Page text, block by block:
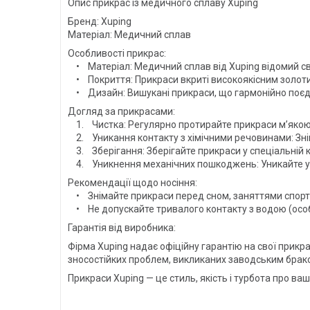
Опис прикрас із медичного сплаву Xuping
Бренд: Xuping
Матеріал: Медичний сплав
Особливості прикрас:
• Матеріал: Медичний сплав від Xuping відомий
• Покриття: Прикраси вкриті високоякісним
• Дизайн: Вишукані прикраси, що гармонійно
Догляд за прикрасами:
1. Чистка: Регулярно протирайте прикраси
2. Уникання контакту з хімічними речовинами:
3. Зберігання: Зберігайте прикраси у
4. Уникнення механічних пошкоджень: Уникайте
Рекомендації щодо носіння:
• Знімайте прикраси перед сном, заняттями
• Не допускайте тривалого контакту з водою
Гарантія від виробника:
Фірма Xuping надає офіційну гарантію на свої
зносостійких проблем, викликаних заводським
Прикраси Xuping — це стиль, якість і турбота про